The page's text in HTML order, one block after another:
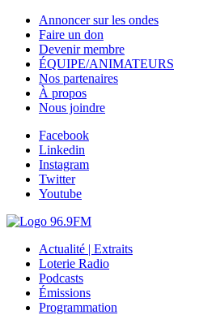
Annoncer sur les ondes
Faire un don
Devenir membre
ÉQUIPE/ANIMATEURS
Nos partenaires
À propos
Nous joindre
Facebook
Linkedin
Instagram
Twitter
Youtube
Actualité | Extraits
Loterie Radio
Podcasts
Émissions
Programmation